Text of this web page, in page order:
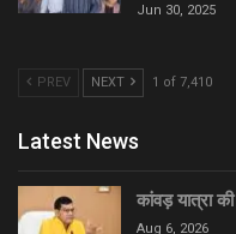
Jun 30, 2025
PREV NEXT 1 of 7,410
Latest News
कांवड़ यात्रा
Aug 6, 2026